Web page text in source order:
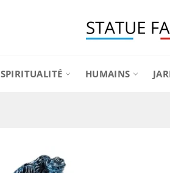
SPIRITUALITÉ HUMAINS